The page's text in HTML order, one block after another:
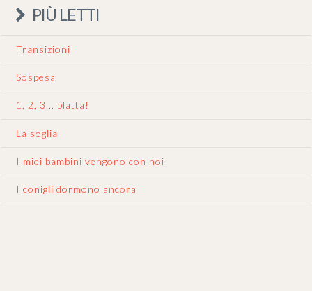
PIÙ LETTI
Transizioni
Sospesa
1, 2, 3... blatta!
La soglia
I miei bambini vengono con noi
I conigli dormono ancora